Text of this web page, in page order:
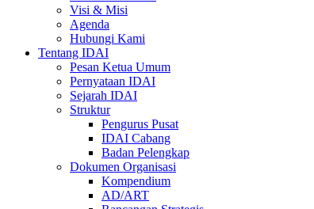
Visi & Misi
Agenda
Hubungi Kami
Tentang IDAI
Pesan Ketua Umum
Pernyataan IDAI
Sejarah IDAI
Struktur
Pengurus Pusat
IDAI Cabang
Badan Pelengkap
Dokumen Organisasi
Kompendium
AD/ART